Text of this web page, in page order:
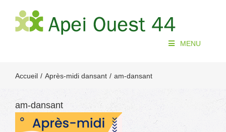
contenu
MENU
Accueil Après-midi dansant am-dansant
am-dansant